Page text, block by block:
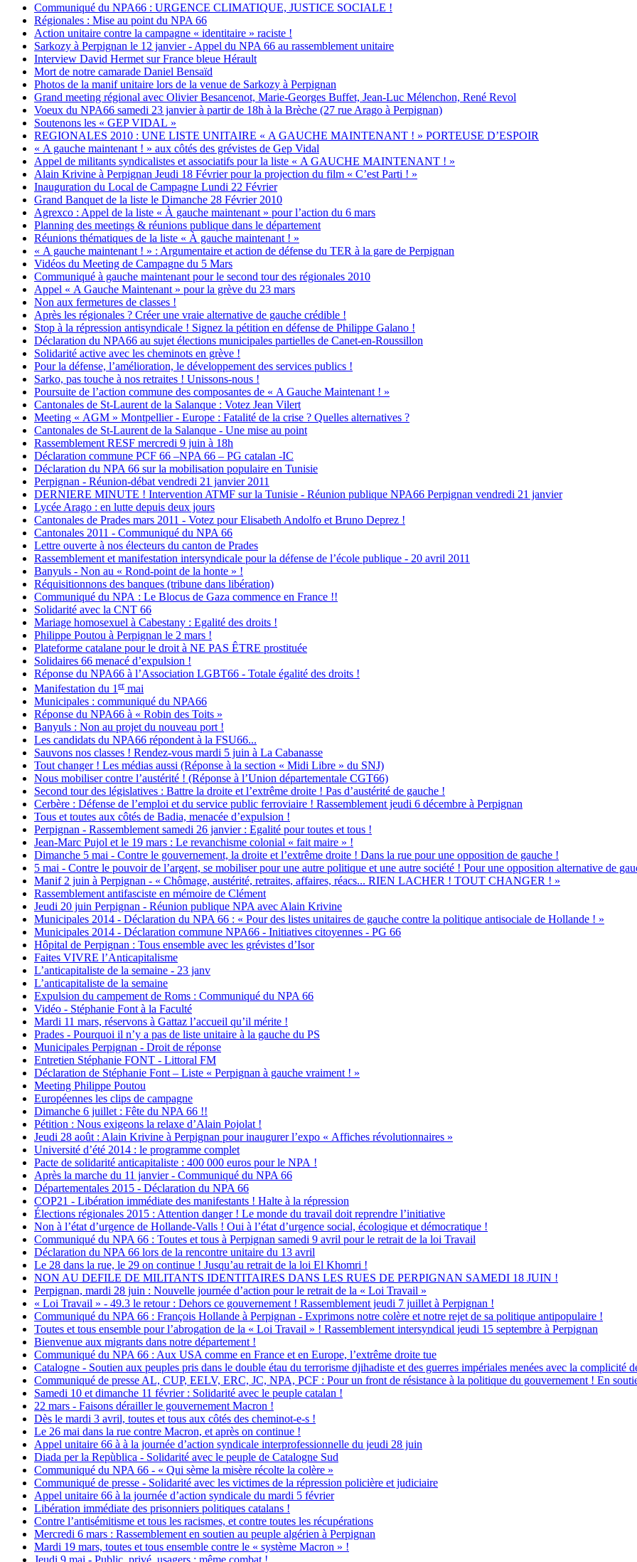
Communiqué du NPA66 : URGENCE CLIMATIQUE, JUSTICE SOCIALE !
Régionales : Mise au point du NPA 66
Action unitaire contre la campagne « identitaire » raciste !
Sarkozy à Perpignan le 12 janvier - Appel du NPA 66 au rassemblement unitaire
Interview David Hermet sur France bleue Hérault
Mort de notre camarade Daniel Bensaïd
Photos de la manif unitaire lors de la venue de Sarkozy à Perpignan
Grand meeting régional avec Olivier Besancenot, Marie-Georges Buffet, Jean-Luc Mélenchon, René Revol
Voeux du NPA66 samedi 23 janvier à partir de 18h à la Brèche (27 rue Arago à Perpignan)
Soutenons les « GEP VIDAL »
REGIONALES 2010 : UNE LISTE UNITAIRE « A GAUCHE MAINTENANT ! » PORTEUSE D’ESPOIR
« A gauche maintenant ! » aux côtés des grévistes de Gep Vidal
Appel de militants syndicalistes et associatifs pour la liste « A GAUCHE MAINTENANT ! »
Alain Krivine à Perpignan Jeudi 18 Février pour la projection du film « C’est Parti ! »
Inauguration du Local de Campagne Lundi 22 Février
Grand Banquet de la liste le Dimanche 28 Février 2010
Agrexco : Appel de la liste « À gauche maintenant » pour l’action du 6 mars
Planning des meetings & réunions publique dans le département
Réunions thématiques de la liste « À gauche maintenant ! »
« A gauche maintenant ! » : Argumentaire et action de défense du TER à la gare de Perpignan
Vidéos du Meeting de Campagne du 5 Mars
Communiqué à gauche maintenant pour le second tour des régionales 2010
Appel « A Gauche Maintenant » pour la grève du 23 mars
Non aux fermetures de classes !
Après les régionales ? Créer une vraie alternative de gauche crédible !
Stop à la répression antisyndicale ! Signez la pétition en défense de Philippe Galano !
Déclaration du NPA66 au sujet élections municipales partielles de Canet-en-Roussillon
Solidarité active avec les cheminots en grève !
Pour la défense, l’amélioration, le développement des services publics !
Sarko, pas touche à nos retraites ! Unissons-nous !
Poursuite de l’action commune des composantes de « A Gauche Maintenant ! »
Cantonales de St-Laurent de la Salanque : Votez Jean Vilert
Meeting « AGM » Montpellier - Europe : Fatalité de la crise ? Quelles alternatives ?
Cantonales de St-Laurent de la Salanque - Une mise au point
Rassemblement RESF mercredi 9 juin à 18h
Déclaration commune PCF 66 –NPA 66 – PG catalan -IC
Déclaration du NPA 66 sur la mobilisation populaire en Tunisie
Perpignan - Réunion-débat vendredi 21 janvier 2011
DERNIERE MINUTE ! Intervention ATMF sur la Tunisie - Réunion publique NPA66 Perpignan vendredi 21 janvier
Lycée Arago : en lutte depuis deux jours
Cantonales de Prades mars 2011 - Votez pour Elisabeth Andolfo et Bruno Deprez !
Cantonales 2011 - Communiqué du NPA 66
Lettre ouverte à nos électeurs du canton de Prades
Rassemblement et manifestation intersyndicale pour la défense de l’école publique - 20 avril 2011
Banyuls - Non au « Rond-point de la honte » !
Réquisitionnons des banques (tribune dans libération)
Communiqué du NPA : Le Blocus de Gaza commence en France !!
Solidarité avec la CNT 66
Mariage homosexuel à Cabestany : Egalité des droits !
Philippe Poutou à Perpignan le 2 mars !
Plateforme catalane pour le droit à NE PAS ÊTRE prostituée
Solidaires 66 menacé d’expulsion !
Réponse du NPA66 à l’Association LGBT66 - Totale égalité des droits !
Manifestation du 1 er mai
Municipales : communiqué du NPA66
Réponse du NPA66 à « Robin des Toits »
Banyuls : Non au projet du nouveau port !
Les candidats du NPA66 répondent à la FSU66...
Sauvons nos classes ! Rendez-vous mardi 5 juin à La Cabanasse
Tout changer ! Les médias aussi (Réponse à la section « Midi Libre » du SNJ)
Nous mobiliser contre l’austérité ! (Réponse à l’Union départementale CGT66)
Second tour des législatives : Battre la droite et l’extrême droite ! Pas d’austérité de gauche !
Cerbère : Défense de l’emploi et du service public ferroviaire ! Rassemblement jeudi 6 décembre à Perpignan
Tous et toutes aux côtés de Badia, menacée d’expulsion !
Perpignan - Rassemblement samedi 26 janvier : Egalité pour toutes et tous !
Jean-Marc Pujol et le 19 mars : Le revanchisme colonial « fait maire » !
Dimanche 5 mai - Contre le gouvernement, la droite et l’extrême droite ! Dans la rue pour une opposition de gauche !
5 mai - Contre le pouvoir de l’argent, se mobiliser pour une autre politique et une autre société ! Pour une opposition alternative de
Manif 2 juin à Perpignan - « Chômage, austérité, retraites, affaires, réacs... RIEN LACHER ! TOUT CHANGER ! »
Rassemblement antifasciste en mémoire de Clément
Jeudi 20 juin Perpignan - Réunion publique NPA avec Alain Krivine
Municipales 2014 - Déclaration du NPA 66 : « Pour des listes unitaires de gauche contre la politique antisociale de Hollande ! »
Municipales 2014 - Déclaration commune NPA66 - Initiatives citoyennes - PG 66
Hôpital de Perpignan : Tous ensemble avec les grévistes d’Isor
Faites VIVRE l’Anticapitalisme
L’anticapitaliste de la semaine - 23 janv
L’anticapitaliste de la semaine
Expulsion du campement de Roms : Communiqué du NPA 66
Vidéo - Stéphanie Font à la Faculté
Mardi 11 mars, réservons à Gattaz l’accueil qu’il mérite !
Prades - Pourquoi il n’y a pas de liste unitaire à la gauche du PS
Municipales Perpignan - Droit de réponse
Entretien Stéphanie FONT - Littoral FM
Déclaration de Stéphanie Font – Liste « Perpignan à gauche vraiment ! »
Meeting Philippe Poutou
Européennes les clips de campagne
Dimanche 6 juillet : Fête du NPA 66 !!
Pétition : Nous exigeons la relaxe d’Alain Pojolat !
Jeudi 28 août : Alain Krivine à Perpignan pour inaugurer l’expo « Affiches révolutionnaires »
Université d’été 2014 : le programme complet
Pacte de solidarité anticapitaliste : 400 000 euros pour le NPA !
Après la marche du 11 janvier - Communiqué du NPA 66
Départementales 2015 - Déclaration du NPA 66
COP21 - Libération immédiate des manifestants ! Halte à la répression
Élections régionales 2015 : Attention danger ! Le monde du travail doit reprendre l’initiative
Non à l’état d’urgence de Hollande-Valls ! Oui à l’état d’urgence social, écologique et démocratique !
Communiqué du NPA 66 : Toutes et tous à Perpignan samedi 9 avril pour le retrait de la loi Travail
Déclaration du NPA 66 lors de la rencontre unitaire du 13 avril
Le 28 dans la rue, le 29 on continue ! Jusqu’au retrait de la loi El Khomri !
NON AU DEFILE DE MILITANTS IDENTITAIRES DANS LES RUES DE PERPIGNAN SAMEDI 18 JUIN !
Perpignan, mardi 28 juin : Nouvelle journée d’action pour le retrait de la « Loi Travail »
« Loi Travail » - 49.3 le retour : Dehors ce gouvernement ! Rassemblement jeudi 7 juillet à Perpignan !
Communiqué du NPA 66 : François Hollande à Perpignan - Exprimons notre colère et notre rejet de sa politique antipopulaire !
Toutes et tous ensemble pour l’abrogation de la « Loi Travail » ! Rassemblement intersyndical jeudi 15 septembre à Perpignan
Bienvenue aux migrants dans notre département !
Communiqué du NPA 66 : Aux USA comme en France et en Europe, l’extrême droite tue
Catalogne - Soutien aux peuples pris dans le double étau du terrorisme djihadiste et des guerres impériales menées avec la complicité
Communiqué de presse AL, CUP, EELV, ERC, JC, NPA, PCF : Pour un front de résistance à la politique du gouvernement ! En
Samedi 10 et dimanche 11 février : Solidarité avec le peuple catalan !
22 mars - Faisons dérailler le gouvernement Macron !
Dès le mardi 3 avril, toutes et tous aux côtés des cheminot-e-s !
Le 26 mai dans la rue contre Macron, et après on continue !
Appel unitaire 66 à à la journée d’action syndicale interprofessionnelle du jeudi 28 juin
Diada per la Repùblica - Solidarité avec le peuple de Catalogne Sud
Communiqué du NPA 66 - « Qui sème la misère récolte la colère »
Communiqué de presse - Solidarité avec les victimes de la répression policière et judiciaire
Appel unitaire 66 à la journée d’action syndicale du mardi 5 février
Libération immédiate des prisonniers politiques catalans !
Contre l’antisémitisme et tous les racismes, et contre toutes les récupérations
Mercredi 6 mars : Rassemblement en soutien au peuple algérien à Perpignan
Mardi 19 mars, toutes et tous ensemble contre le « système Macron » !
Jeudi 9 mai - Public, privé, usagers : même combat !